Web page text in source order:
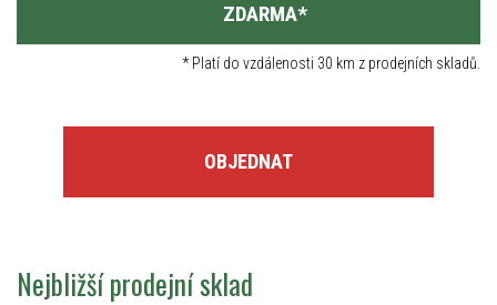
ZDARMA*
*Platí do vzdálenosti 30 km z prodejních skladů.
OBJEDNAT
Nejbližší prodejní sklad